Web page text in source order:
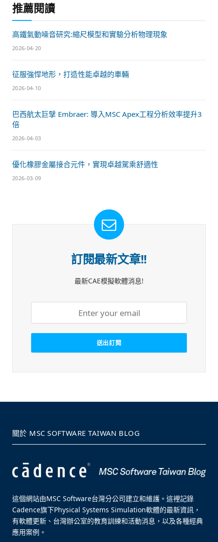
推薦閱讀
高鐵氣動噪音研究:縮尺模型和實驗分析物理現象
2026-04-20
征服強悍地形，打造性能卓越的車輛
2026-04-10
巴西航太巨擘 Embraer: 導入MSC Apex工程分析效率提升3
倍
2026-04-03
優化橡膠金屬接合元件，實現卓越駕乘舒適性
2026-03-09
訂閱最新文章!!
最新CAE模擬軟體消息!
關於 MSC SOFTWARE TAIWAN BLOG
這個網站由MSC Software台灣分公司建立和維護。這裡記錄
Cadence旗下Physical Systems Simulation軟體的最新資訊，
有軟體更新、台灣辦公室的教育訓練和活動消息，以及各種經典
應用案例。